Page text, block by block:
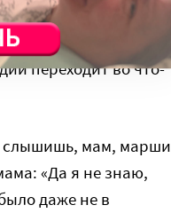
Были даже
И однажды
переходит во что-
слышишь, мам, марши
«Да я не знаю,
даже не в